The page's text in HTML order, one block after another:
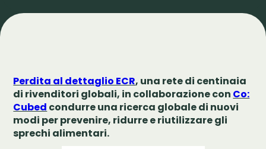
Perdita al dettaglio ECR, una rete di centinaia
di rivenditori globali, in collaborazione con Co:
Cubed condurre una ricerca globale di nuovi
modi per prevenire, ridurre e riutilizzare gli
sprechi alimentari.